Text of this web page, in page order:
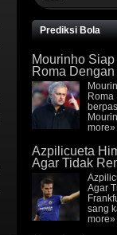
Prediksi Bola
Mourinho
Roma
Roma
more»
Azpilicueta
Agar Tidak
Agar
sang
more»